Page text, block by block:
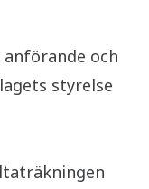
och
styrelse